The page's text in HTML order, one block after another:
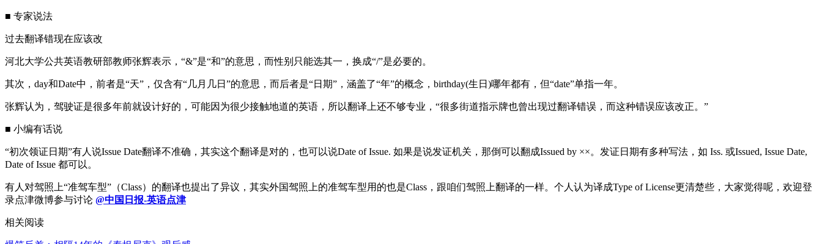
■ 专家说法
过去翻译错现在应该改
河北大学公共英语教研部教师张辉表示，“&”是“和”的意思，而性别只能选其一，换成“/”是必要的。
其次，day和Date中，前者是“天”，仅含有“几月几日”的意思，而后者是“日期”，涵盖了“年”的概念，birthday(生日)哪年都有，但“date”单指一年。
张辉认为，驾驶证是很多年前就设计好的，可能因为很少接触地道的英语，所以翻译上还不够专业，“很多街道指示牌也曾出现过翻译错误，而这种错误应该改正。”
■ 小编有话说
“初次领证日期”有人说Issue Date翻译不准确，其实这个翻译是对的，也可以说Date of Issue. 如果是说发证机关，那倒可以翻成Issued by ××。发证日期有多种写法，如 Iss. 或Issued, Issue Date,
Date of Issue 都可以。
有人对驾照上“准驾车型”（Class）的翻译也提出了异议，其实外国驾照上的准驾车型用的也是Class，跟咱们驾照上翻译的一样。个人认为译成Type of License更清楚些，大家觉得呢，欢迎登
录点津微博参与讨论 @中国日报-英语点津
相关阅读